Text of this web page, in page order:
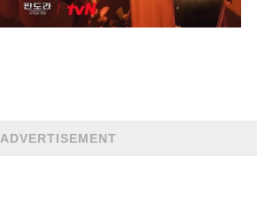
ADVERTISEMENT